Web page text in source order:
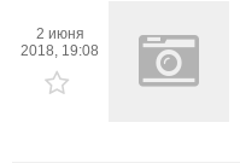
2 июня
2018, 19:08